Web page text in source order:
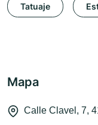
Tatuaje
Mapa
Calle Clavel, 7,